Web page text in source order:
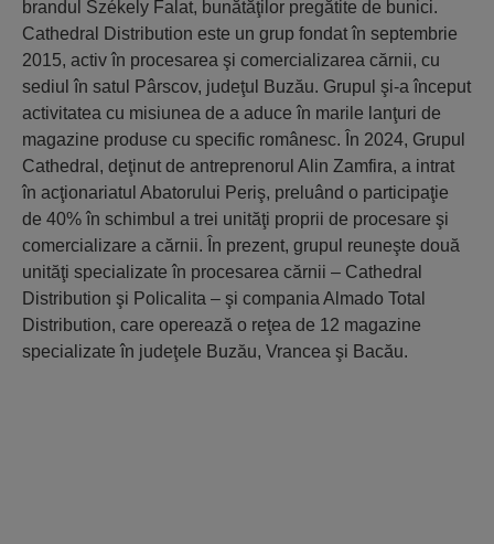
brandul Székely Falat, bunătăţilor pregătite de bunici.
Cathedral Distribution este un grup fondat în septembrie
2015, activ în procesarea şi comercializarea cărnii, cu
sediul în satul Pârscov, judeţul Buzău. Grupul şi-a început
activitatea cu misiunea de a aduce în marile lanţuri de
magazine produse cu specific românesc. În 2024, Grupul
Cathedral, deţinut de antreprenorul Alin Zamfira, a intrat
în acţionariatul Abatorului Periş, preluând o participaţie
de 40% în schimbul a trei unităţi proprii de procesare şi
comercializare a cărnii. În prezent, grupul reuneşte două
unităţi specializate în procesarea cărnii – Cathedral
Distribution şi Policalita – şi compania Almado Total
Distribution, care operează o reţea de 12 magazine
specializate în judeţele Buzău, Vrancea şi Bacău.